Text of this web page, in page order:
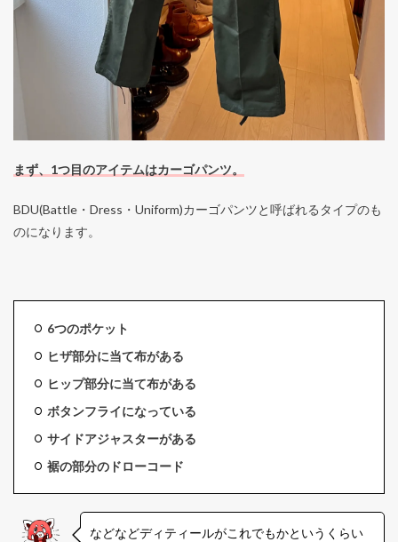
まず、1つ目のアイテムはカーゴパンツ。
BDU(Battle・Dress・Uniform)カーゴパンツと呼ばれるタイプのも
のになります。
6つのポケット
ヒザ部分に当て布がある
ヒップ部分に当て布がある
ボタンフライになっている
サイドアジャスターがある
裾の部分のドローコード
などなどディティールがこれでもかというくらい